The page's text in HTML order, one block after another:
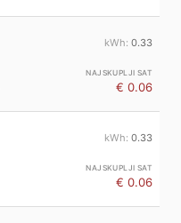
0.33
€ 0.06
0.33
€ 0.06